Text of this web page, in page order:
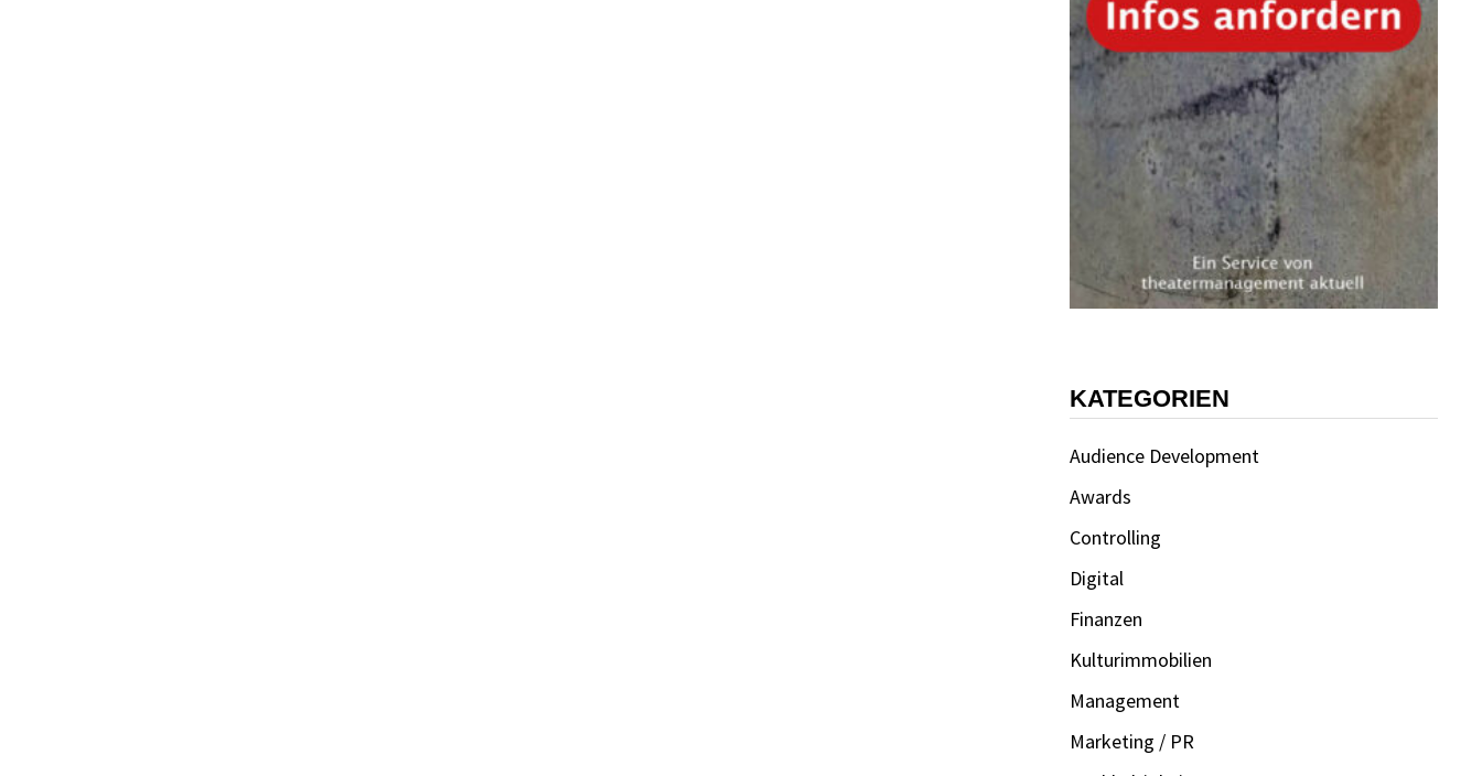
KATEGORIEN
Audience Development
Awards
Controlling
Digital
Finanzen
Kulturimmobilien
Management
Marketing / PR